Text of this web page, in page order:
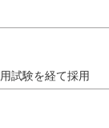
試験を経て採用